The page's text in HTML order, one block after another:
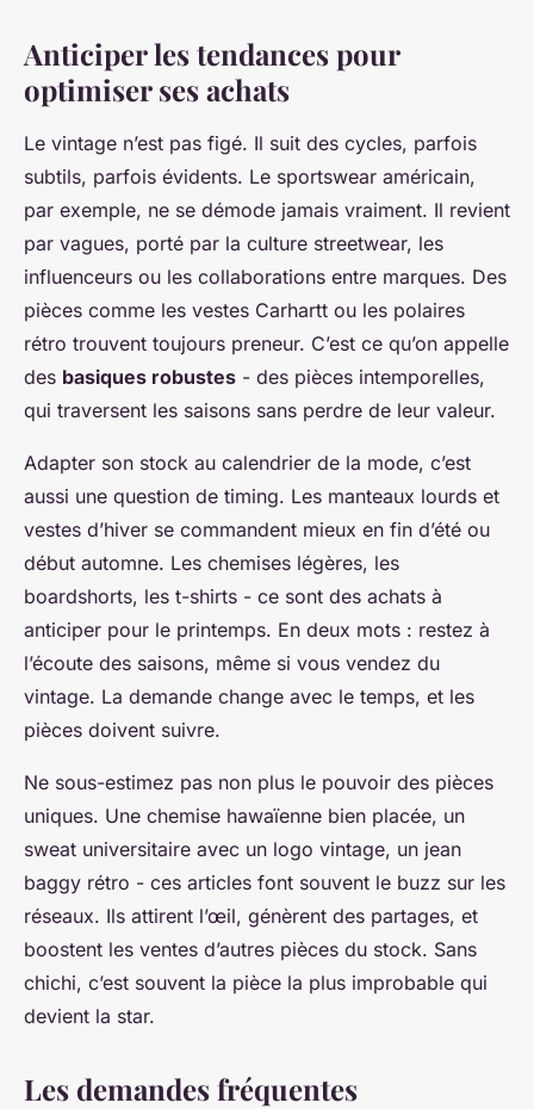
Anticiper les tendances pour
optimiser ses achats
Le vintage n’est pas figé. Il suit des cycles, parfois
subtils, parfois évidents. Le sportswear américain,
par exemple, ne se démode jamais vraiment. Il revient
par vagues, porté par la culture streetwear, les
influenceurs ou les collaborations entre marques. Des
pièces comme les vestes Carhartt ou les polaires
rétro trouvent toujours preneur. C’est ce qu’on appelle
des basiques robustes - des pièces intemporelles,
qui traversent les saisons sans perdre de leur valeur.
Adapter son stock au calendrier de la mode, c’est
aussi une question de timing. Les manteaux lourds et
vestes d’hiver se commandent mieux en fin d’été ou
début automne. Les chemises légères, les
boardshorts, les t-shirts - ce sont des achats à
anticiper pour le printemps. En deux mots : restez à
l’écoute des saisons, même si vous vendez du
vintage. La demande change avec le temps, et les
pièces doivent suivre.
Ne sous-estimez pas non plus le pouvoir des pièces
uniques. Une chemise hawaïenne bien placée, un
sweat universitaire avec un logo vintage, un jean
baggy rétro - ces articles font souvent le buzz sur les
réseaux. Ils attirent l’œil, génèrent des partages, et
boostent les ventes d’autres pièces du stock. Sans
chichi, c’est souvent la pièce la plus improbable qui
devient la star.
Les demandes fréquentes